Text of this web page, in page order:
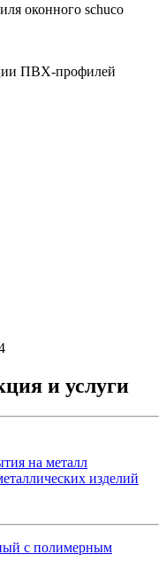
оконного schuco
ПВХ-профилей
и услуги
на металл
изделий
с полимерным